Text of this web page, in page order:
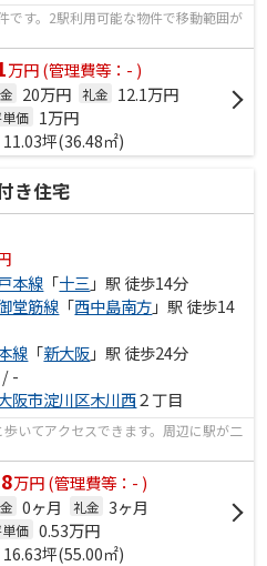
です。2駅利用可能な物件で移動範囲が
万円(管理費等：- )
20万円 礼金 12.1万円
価 1万円
坪(36.48㎡)
き住宅
本線 「十三 」駅 徒歩14分
堂筋線 「西中島南方」駅 徒歩14
線 「新大阪」駅 徒歩24分
-
阪市淀川区木川西２丁目
いてアクセスできます。周辺に駅が二
万円(管理費等：- )
0ヶ月 礼金 3ヶ月
価 0.53万円
坪(55.00㎡)